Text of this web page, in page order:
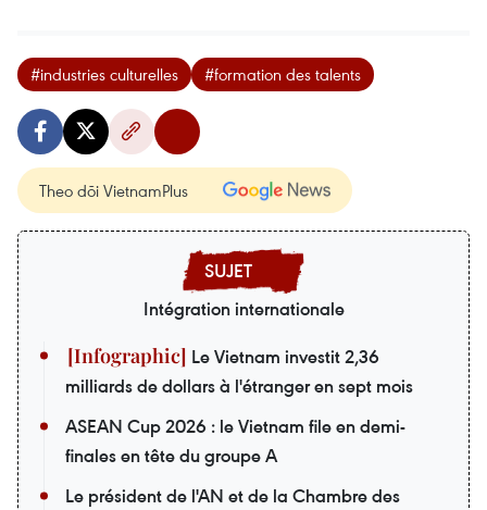
#industries culturelles #formation des talents
Theo dõi VietnamPlus
Intégration internationale
Le Vietnam investit 2,36
milliards de dollars à l'étranger en sept mois
ASEAN Cup 2026 : le Vietnam file en demi-
finales en tête du groupe A
Le président de l'AN et de la Chambre des